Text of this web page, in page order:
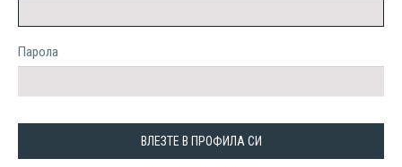
Парола
ВЛЕЗТЕ В ПРОФИЛА СИ